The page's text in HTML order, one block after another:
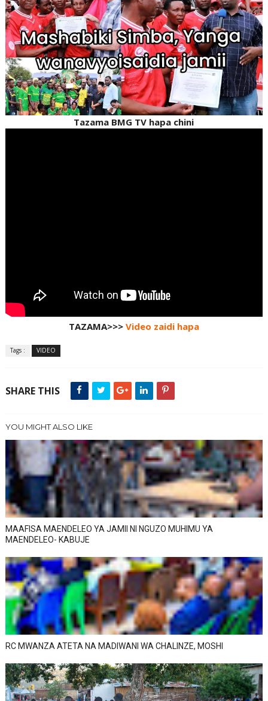
Tazama BMG TV hapa chini
TAZAMA>>> Video zaidi hapa
Tags : VIDEO
SHARE THIS
YOU MIGHT ALSO LIKE
MAAFISA MAENDELEO YA JAMII NI NGUZO MUHIMU YA
MAENDELEO- KABUJE
RC MWANZA ATETA NA MADIWANI WA CHALINZE, MOSHI